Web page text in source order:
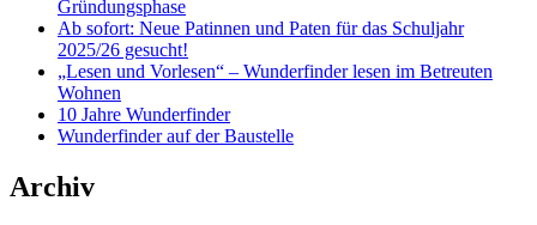
Gründungsphase
Ab sofort: Neue Patinnen und Paten für das Schuljahr
2025/26 gesucht!
„Lesen und Vorlesen“ – Wunderfinder lesen im Betreuten
Wohnen
10 Jahre Wunderfinder
Wunderfinder auf der Baustelle
Archiv